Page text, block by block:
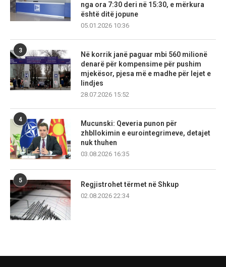
nga ora 7:30 deri në 15:30, e mërkura
është ditë jopune
05.01.2026 10:36
3
Në korrik janë paguar mbi 560 milionë
denarë për kompensime për pushim
mjekësor, pjesa më e madhe për lejet e
lindjes
28.07.2026 15:52
4
Mucunski: Qeveria punon për
zhbllokimin e eurointegrimeve, detajet
nuk thuhen
03.08.2026 16:35
5
Regjistrohet tërmet në Shkup
02.08.2026 22:34